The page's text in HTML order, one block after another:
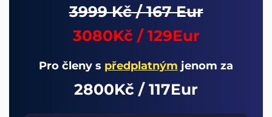
3999 Kč / 167 Eur
3080Kč / 129Eur
Pro členy s předplatným jenom za
2800Kč / 117Eur